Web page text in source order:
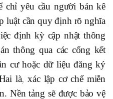
chỉ yêu cầu người bán kê
luật cần quy định rõ nghĩa
định kỳ cập nhật thông
thông qua các cổng kết
cư hoặc dữ liệu đăng ký
là, xác lập cơ chế miễn
Nền tảng sẽ được bảo vệ